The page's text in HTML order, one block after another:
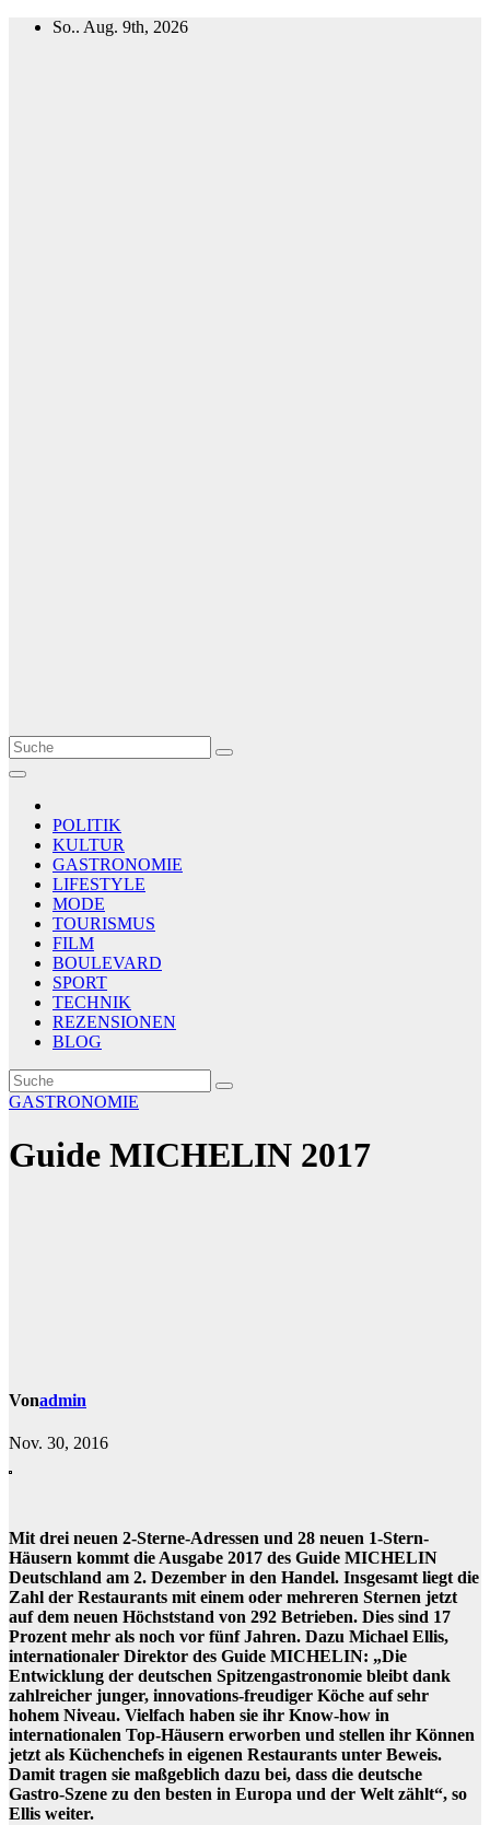
Zum
So.. Aug. 9th, 2026
Le Matin
AGENCE DE PRESSE
POLITIK
KULTUR
GASTRONOMIE
LIFESTYLE
MODE
TOURISMUS
FILM
BOULEVARD
SPORT
TECHNIK
REZENSIONEN
BLOG
GASTRONOMIE
Guide MICHELIN 2017
Vonadmin
Nov. 30, 2016
Mit drei neuen 2-Sterne-Adressen und 28 neuen 1-Stern-
Häusern kommt die Ausgabe 2017 des Guide MICHELIN
Deutschland am 2. Dezember in den Handel. Insgesamt liegt die
Zahl der Restaurants mit einem oder mehreren Sternen jetzt
auf dem neuen Höchststand von 292 Betrieben. Dies sind 17
Prozent mehr als noch vor fünf Jahren. Dazu Michael Ellis,
internationaler Direktor des Guide MICHELIN: „Die
Entwicklung der deutschen Spitzengastronomie bleibt dank
zahlreicher junger, innovations-freudiger Köche auf sehr
hohem Niveau. Vielfach haben sie ihr Know-how in
internationalen Top-Häusern erworben und stellen ihr Können
jetzt als Küchenchefs in eigenen Restaurants unter Beweis.
Damit tragen sie maßgeblich dazu bei, dass die deutsche
Gastro-Szene zu den besten in Europa und der Welt zählt“, so
Ellis weiter.